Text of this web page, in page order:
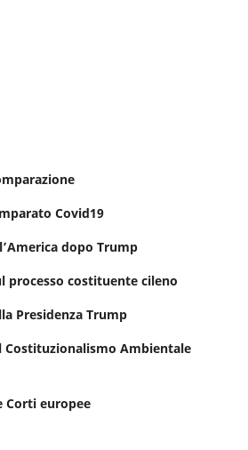
Covid19
dopo Trump
processo costituente cileno
Presidenza Trump
Costituzionalismo Ambientale
Corti europee